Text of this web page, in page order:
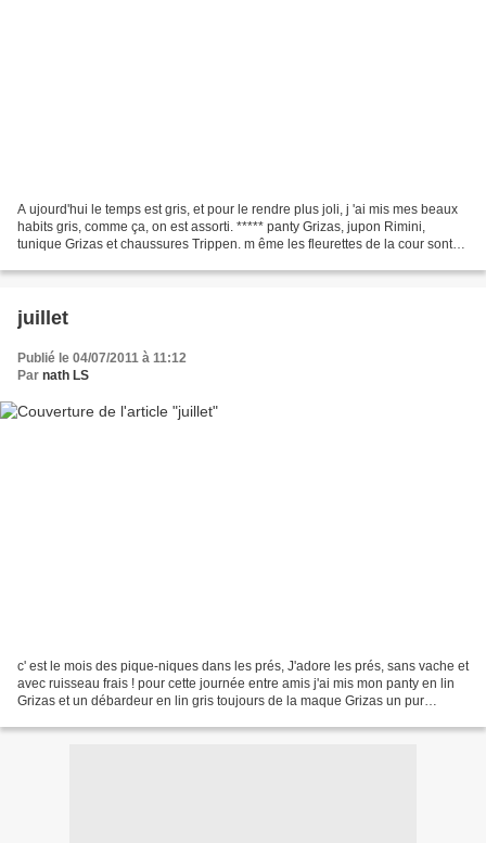
A ujourd'hui le temps est gris, et pour le rendre plus joli, j 'ai mis mes beaux
habits gris, comme ça, on est assorti. ***** panty Grizas, jupon Rimini,
tunique Grizas et chaussures Trippen. m ême les fleurettes de la cour sont
juillet
Publié le 04/07/2011 à 11:12
Par nath LS
c' est le mois des pique-niques dans les prés, J'adore les prés, sans vache et
avec ruisseau frais ! pour cette journée entre amis j'ai mis mon panty en lin
Grizas et un débardeur en lin gris toujours de la maque Grizas un pur